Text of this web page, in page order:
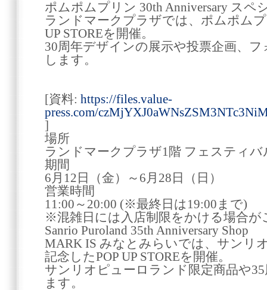
ポムポムプリン 30th Anniversary スペ
ランドマークプラザでは、ポムポム
UP STOREを開催。
30周年デザインの展示や投票企画、
します。
[資料: https://files.value-
press.com/
]
場所
ランドマークプラザ1階 フェスティ
期間
6月12日（金）～6月28日（日）
営業時間
11:00～20:00 (※最終日は19:00まで)
※混雑日には入店制限をかける場合が
Sanrio Puroland 35th Anniversary Shop
MARK IS みなとみらいでは、サンリ
記念したPOP UP STOREを開催。
サンリオピューロランド限定商品や
ます。